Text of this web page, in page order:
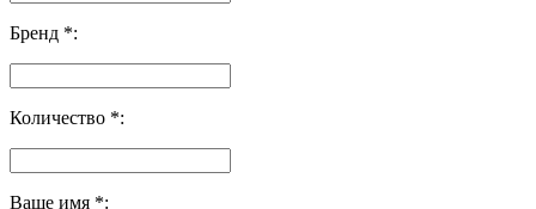
Бренд *:
Количество *:
Ваше имя *: